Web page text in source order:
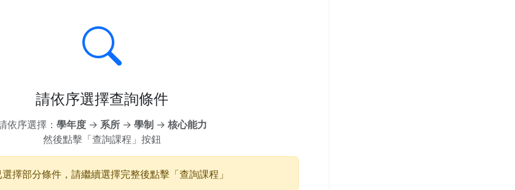
請依序選擇查詢條件
依序選擇： 學年度→ 系所→ 學制→ 核心能力
然後點擊「查詢課程」按鈕
選擇部分條件，請繼續選擇完整後點擊「查詢課程」